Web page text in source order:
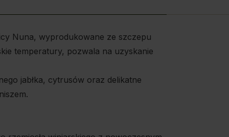
Nuna, wyprodukowane ze szczepu
temperatury, pozwala na uzyskanie
jabłka, cytrusów oraz delikatne